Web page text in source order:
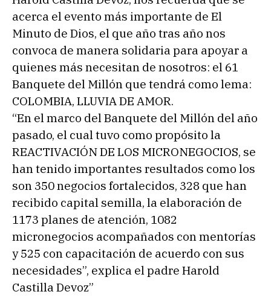
acerca el evento más importante de El
Minuto de Dios, el que año tras año nos
convoca de manera solidaria para apoyar a
quienes más necesitan de nosotros: el 61
Banquete del Millón que tendrá como lema:
COLOMBIA, LLUVIA DE AMOR.
“En el marco del Banquete del Millón del año
pasado, el cual tuvo como propósito la
REACTIVACIÓN DE LOS MICRONEGOCIOS, se
han tenido importantes resultados como los
son 350 negocios fortalecidos, 328 que han
recibido capital semilla, la elaboración de
1173 planes de atención, 1082
micronegocios acompañados con mentorías
y 525 con capacitación de acuerdo con sus
necesidades”, explica el padre Harold
Castilla Devoz”